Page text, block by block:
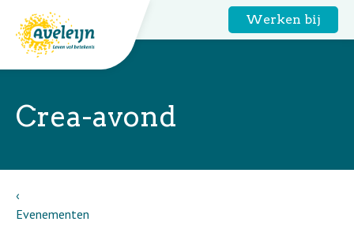
Werken bij
Crea-avond
Evenementen